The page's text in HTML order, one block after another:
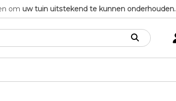
om uw tuin uitstekend te kunnen onderhouden.